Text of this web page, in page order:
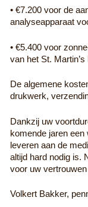
• €7.200 voor de
analyseapparaat
• €5.400 voor
van het St.
De algemene
drukwerk,
Dankzij uw
komende jaren een
leveren aan de
altijd hard nodig is.
voor uw
Volkert Bakker,